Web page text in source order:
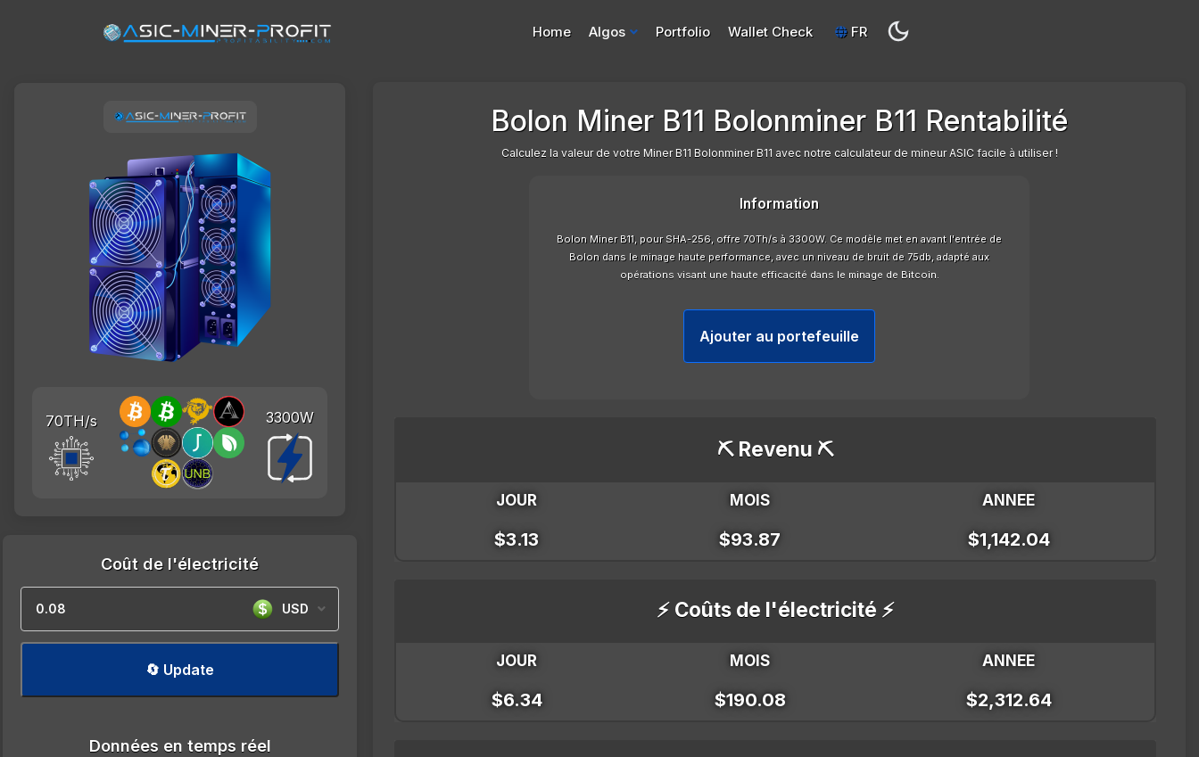
Home Algos Portfolio Wallet Check FR
70TH/s 3300W
Coût de l'électricité
USD
🔄 Update
Données en temps réel
Bolon Miner B11 Bolonminer B11 Rentabilité
Calculez la valeur de votre Miner B11 Bolonminer B11 avec notre calculateur de mineur ASIC facile à utiliser !
Information
Bolon Miner B11, pour SHA-256, offre 70Th/s à 3300W. Ce modèle met en avant l'entrée de
Bolon dans le minage haute performance, avec un niveau de bruit de 75db, adapté aux
opérations visant une haute efficacité dans le minage de Bitcoin.
Ajouter au portefeuille
⛏️ Revenu ⛏️
JOUR MOIS ANNEE
$3.13 $93.87 $1,142.04
⚡ Coûts de l'électricité ⚡
JOUR MOIS ANNEE
$6.34 $190.08 $2,312.64